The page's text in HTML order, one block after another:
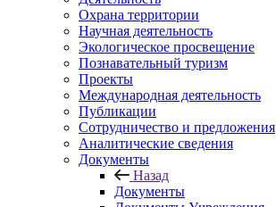
Охрана территории
Научная деятельность
Экологическое просвещение
Познавательный туризм
Проекты
Международная деятельность
Публикации
Сотрудничество и предложения
Аналитические сведения
Документы
Назад
Документы